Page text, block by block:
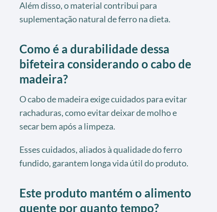
Além disso, o material contribui para
suplementação natural de ferro na dieta.
Como é a durabilidade dessa
bifeteira considerando o cabo de
madeira?
O cabo de madeira exige cuidados para evitar
rachaduras, como evitar deixar de molho e
secar bem após a limpeza.
Esses cuidados, aliados à qualidade do ferro
fundido, garantem longa vida útil do produto.
Este produto mantém o alimento
quente por quanto tempo?